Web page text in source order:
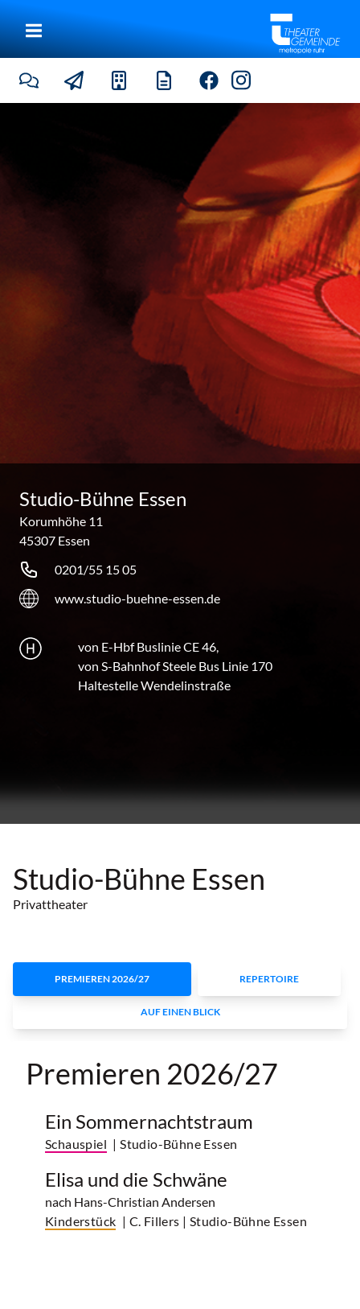
Studio-Bühne Essen
Korumhöhe 11
45307 Essen
0201/55 15 05
www.studio-buehne-essen.de
von E-Hbf Buslinie CE 46,
von S-Bahnhof Steele Bus Linie 170
Haltestelle Wendelinstraße
Studio-Bühne Essen
Privattheater
PREMIEREN 2026/27 REPERTOIRE
AUF EINEN BLICK
Premieren 2026/27
Ein Sommernachtstraum
Schauspiel | Studio-Bühne Essen
Elisa und die Schwäne
nach Hans-Christian Andersen
Kinderstück | C. Fillers | Studio-Bühne Essen